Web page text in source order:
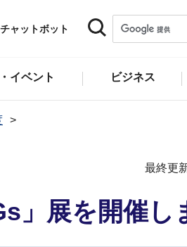
チャットボット
イベント ビジネス
最終更
」展を開催し